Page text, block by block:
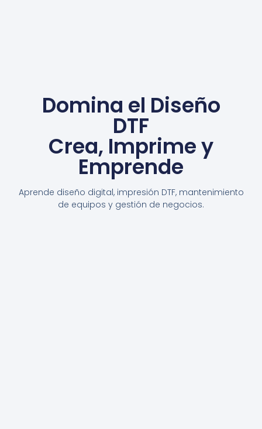
Domina el Diseño
DTF
Crea, Imprime y
Emprende
Aprende diseño digital, impresión DTF, mantenimiento
de equipos y gestión de negocios.